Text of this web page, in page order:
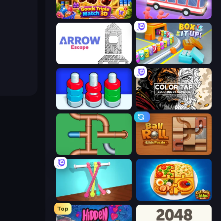
Goods Triple Match 3D Crazy Bus
Arrow Escape Box It Up
Color Tap: Coloring by Numbers
Plumber Pipe Out
Tangle Master Culinary Atlas
Top